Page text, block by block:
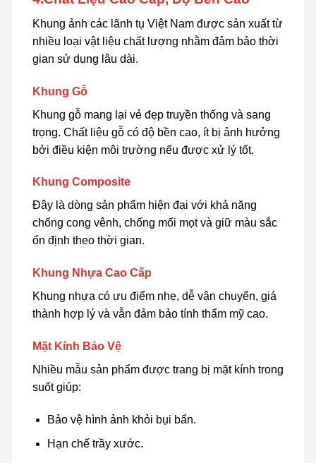
Khung ảnh các lãnh tụ Việt Nam được sản xuất từ
nhiều loại vật liệu chất lượng nhằm đảm bảo thời
gian sử dụng lâu dài.
Khung Gỗ
Khung gỗ mang lại vẻ đẹp truyền thống và sang
trọng. Chất liệu gỗ có độ bền cao, ít bị ảnh hưởng
bởi điều kiện môi trường nếu được xử lý tốt.
Khung Composite
Đây là dòng sản phẩm hiện đại với khả năng
chống cong vênh, chống mối mọt và giữ màu sắc
ổn định theo thời gian.
Khung Nhựa Cao Cấp
Khung nhựa có ưu điểm nhẹ, dễ vận chuyển, giá
thành hợp lý và vẫn đảm bảo tính thẩm mỹ cao.
Mặt Kính Bảo Vệ
Nhiều mẫu sản phẩm được trang bị mặt kính trong
suốt giúp:
Bảo vệ hình ảnh khỏi bụi bẩn.
Hạn chế trầy xước.